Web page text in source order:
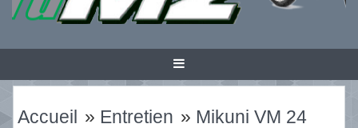
Accueil » Entretien » Mikuni VM 24